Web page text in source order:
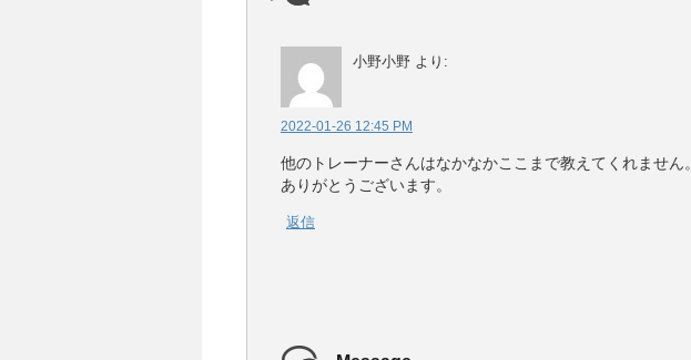
小野小野 より:
2022-01-26 12:45 PM
他のトレーナーさんはなかなかここまで教えてくれません。
ありがとうございます。
返信